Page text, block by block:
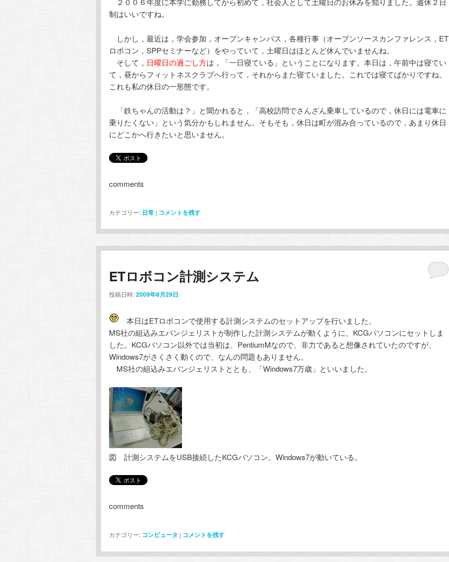
制はいいですね。
しかし，最近は，学会参加，オープンキャンパス，各種行事（オープンソースカンファレンス，ET
ロボコン，SPPセミナーなど）をやっていて，土曜日はほとんど休んでいませんね。
そして， 日曜日の過ごし方は，「一日寝ている」ということになります。本日は，午前中は寝てい
て，昼からフィットネスクラブへ行って，それからまた寝ていました。これでは寝てばかりですね。
これも私の休日の一形態です。
「鉄ちゃんの活動は？」と聞かれると，「高校訪問でさんざん乗車しているので，休日には電車に
乗りたくない」という気分かもしれません。そもそも，休日は町が混み合っているので，あまり休日
にどこかへ行きたいと思いません。
comments
カテゴリー: 日常 | コメントを残す
ETロボコン計測システム
投稿日時:2009年8月29日
本日はETロボコンで使用する計測システムのセットアップを行いました。
MS社の組込みエバンジェリストが制作した計測システムが動くように、KCGパソコンにセットしま
した。KCGパソコン以外では当初は、PentiumMなので、非力であると想像されていたのですが、
Windows7がさくさく動くので、なんの問題もありません。
MS社の組込みエバンジェリストととも、「Windows7万歳」といいました。
図 計測システムをUSB接続したKCGパソコン。Windows7が動いている。
comments
カテゴリー: コンピュータ | コメントを残す